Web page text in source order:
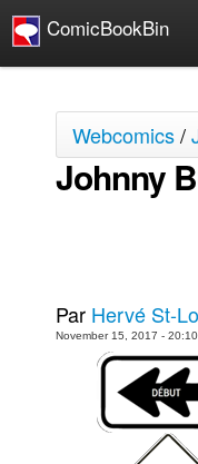
ComicBookBin
Bédé en ligne
Johnny Bullet -
Johnny Bullet - 22
Johnny Bullet - Wally
Grumble
The Specimen
Webcomics/
Johnny
Par Hervé St-
November 15, 2017 - 20:10